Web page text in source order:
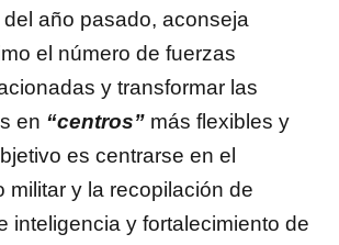
año pasado, aconseja
el número de fuerzas
y transformar las
en “centros” más flexibles y
es centrarse en el
militar y la recopilación de
inteligencia y fortalecimiento de